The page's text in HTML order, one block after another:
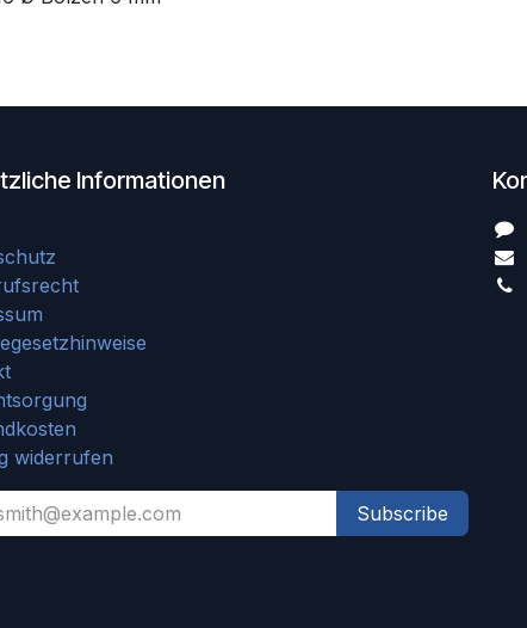
Informationen
widerrufen
Subscribe